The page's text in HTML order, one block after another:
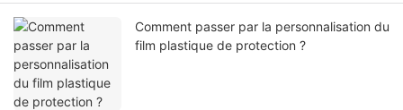
Comment passer par la personnalisation du
film plastique de protection ?